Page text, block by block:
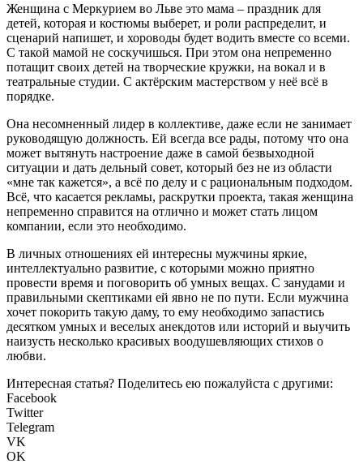
Женщина с Меркурием во Льве это мама – праздник для
детей, которая и костюмы выберет, и роли распределит, и
сценарий напишет, и хороводы будет водить вместе со всеми.
С такой мамой не соскучишься. При этом она непременно
потащит своих детей на творческие кружки, на вокал и в
театральные студии. С актёрским мастерством у неё всё в
порядке.
Она несомненный лидер в коллективе, даже если не занимает
руководящую должность. Ей всегда все рады, потому что она
может вытянуть настроение даже в самой безвыходной
ситуации и дать дельный совет, который без не из области
«мне так кажется», а всё по делу и с рациональным подходом.
Всё, что касается рекламы, раскрутки проекта, такая женщина
непременно справится на отлично и может стать лицом
компании, если это необходимо.
В личных отношениях ей интересны мужчины яркие,
интеллектуально развитие, с которыми можно приятно
провести время и поговорить об умных вещах. С занудами и
правильными скептиками ей явно не по пути. Если мужчина
хочет покорить такую даму, то ему необходимо запастись
десятком умных и веселых анекдотов или историй и выучить
наизусть несколько красивых воодушевляющих стихов о
любви.
Интересная статья? Поделитесь ею пожалуйста с другими:
Facebook
Twitter
Telegram
VK
OK